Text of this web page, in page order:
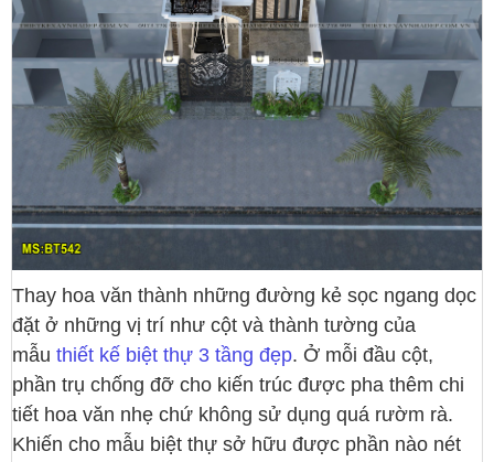
Thay hoa văn thành những đường kẻ sọc ngang dọc
đặt ở những vị trí như cột và thành tường của
mẫu thiết kế biệt thự 3 tầng đẹp. Ở mỗi đầu cột,
phần trụ chống đỡ cho kiến trúc được pha thêm chi
tiết hoa văn nhẹ chứ không sử dụng quá rườm rà.
Khiến cho mẫu biệt thự sở hữu được phần nào nét